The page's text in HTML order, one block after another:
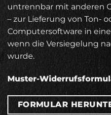
untrennbar mit anderen
– zur Lieferung von Ton-
Computersoftware in
wenn die Versiegelung
wurde.
Muster-
FORMULAR